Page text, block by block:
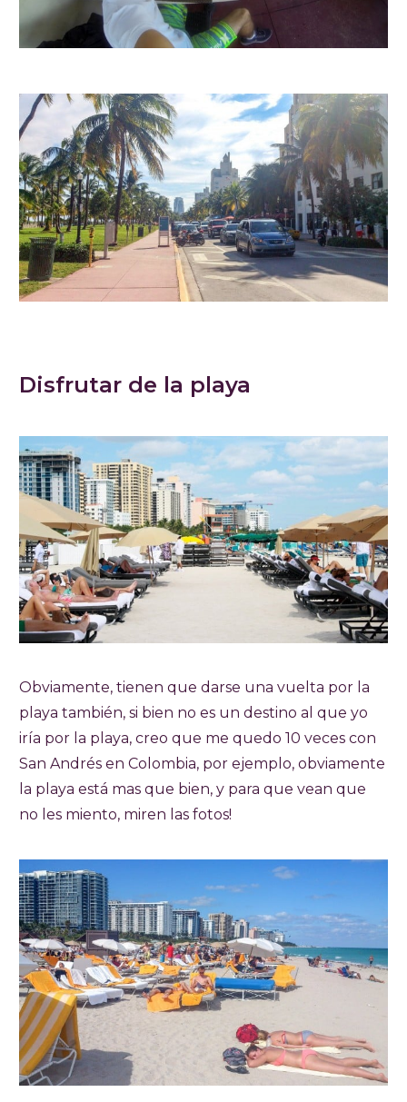
Disfrutar de la playa
Obviamente, tienen que darse una vuelta por la
playa también, si bien no es un destino al que yo
iría por la playa, creo que me quedo 10 veces con
San Andrés en Colombia, por ejemplo, obviamente
la playa está mas que bien, y para que vean que
no les miento, miren las fotos!